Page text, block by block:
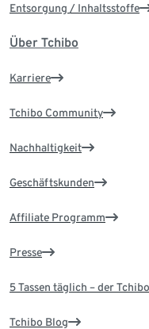
Entsorgung / Inhaltsstoffe
Über Tchibo
Karriere
Tchibo Community
Nachhaltigkeit
Geschäftskunden
Affiliate Programm
Presse
5 Tassen täglich – der
Tchibo Blog